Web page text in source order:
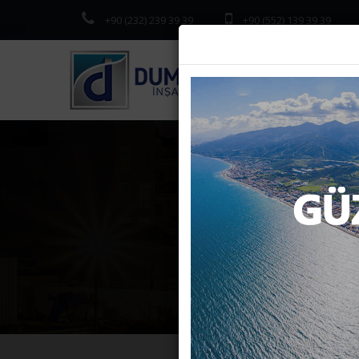
+90 (232) 239 39 39 +90 (552) 139 39 39
İMAR